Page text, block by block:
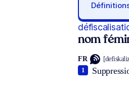
nom
FR
1